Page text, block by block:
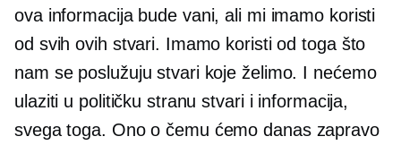
ova informacija bude vani, ali mi imamo koristi
od svih ovih stvari. Imamo koristi od toga što
nam se poslužuju stvari koje želimo. I nećemo
ulaziti u političku stranu stvari i informacija,
svega toga. Ono o čemu ćemo danas zapravo